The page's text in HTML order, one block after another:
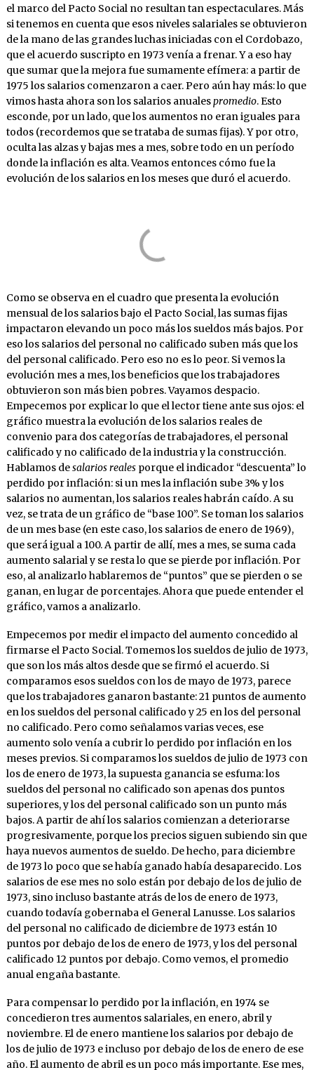
el marco del Pacto Social no resultan tan espectaculares. Más
si tenemos en cuenta que esos niveles salariales se obtuvieron
de la mano de las grandes luchas iniciadas con el Cordobazo,
que el acuerdo suscripto en 1973 venía a frenar. Y a eso hay
que sumar que la mejora fue sumamente efímera: a partir de
1975 los salarios comenzaron a caer. Pero aún hay más: lo que
vimos hasta ahora son los salarios anualespromedio. Esto
esconde, por un lado, que los aumentos no eran iguales para
todos (recordemos que se trataba de sumas fijas). Y por otro,
oculta las alzas y bajas mes a mes, sobre todo en un período
donde la inflación es alta. Veamos entonces cómo fue la
evolución de los salarios en los meses que duró el acuerdo.
Como se observa en el cuadro que presenta la evolución
mensual de los salarios bajo el Pacto Social, las sumas fijas
impactaron elevando un poco más los sueldos más bajos. Por
eso los salarios del personal no calificado suben más que los
del personal calificado. Pero eso no es lo peor. Si vemos la
evolución mes a mes, los beneficios que los trabajadores
obtuvieron son más bien pobres. Vayamos despacio.
Empecemos por explicar lo que el lector tiene ante sus ojos: el
gráfico muestra la evolución de los salarios reales de
convenio para dos categorías de trabajadores, el personal
calificado y no calificado de la industria y la construcción.
Hablamos desalarios realesporque el indicador “descuenta” lo
perdido por inflación: si un mes la inflación sube 3% y los
salarios no aumentan, los salarios reales habrán caído. A su
vez, se trata de un gráfico de “base 100”. Se toman los salarios
de un mes base (en este caso, los salarios de enero de 1969),
que será igual a 100. A partir de allí, mes a mes, se suma cada
aumento salarial y se resta lo que se pierde por inflación. Por
eso, al analizarlo hablaremos de “puntos” que se pierden o se
ganan, en lugar de porcentajes. Ahora que puede entender el
gráfico, vamos a analizarlo.
Empecemos por medir el impacto del aumento concedido al
firmarse el Pacto Social. Tomemos los sueldos de julio de 1973,
que son los más altos desde que se firmó el acuerdo. Si
comparamos esos sueldos con los de mayo de 1973, parece
que los trabajadores ganaron bastante: 21 puntos de aumento
en los sueldos del personal calificado y 25 en los del personal
no calificado. Pero como señalamos varias veces, ese
aumento solo venía a cubrir lo perdido por inflación en los
meses previos. Si comparamos los sueldos de julio de 1973 con
los de enero de 1973, la supuesta ganancia se esfuma: los
sueldos del personal no calificado son apenas dos puntos
superiores, y los del personal calificado son un punto más
bajos. A partir de ahí los salarios comienzan a deteriorarse
progresivamente, porque los precios siguen subiendo sin que
haya nuevos aumentos de sueldo. De hecho, para diciembre
de 1973 lo poco que se había ganado había desaparecido. Los
salarios de ese mes no solo están por debajo de los de julio de
1973, sino incluso bastante atrás de los de enero de 1973,
cuando todavía gobernaba el General Lanusse. Los salarios
del personal no calificado de diciembre de 1973 están 10
puntos por debajo de los de enero de 1973, y los del personal
calificado 12 puntos por debajo. Como vemos, el promedio
anual engaña bastante.
Para compensar lo perdido por la inflación, en 1974 se
concedieron tres aumentos salariales, en enero, abril y
noviembre. El de enero mantiene los salarios por debajo de
los de julio de 1973 e incluso por debajo de los de enero de ese
año. El aumento de abril es un poco más importante. Ese mes,